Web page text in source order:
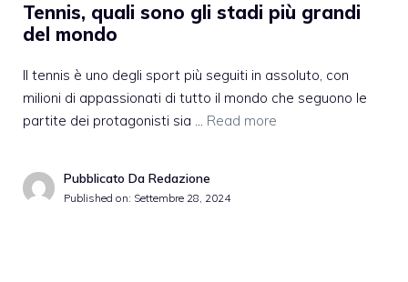
Tennis, quali sono gli stadi più grandi
del mondo
Il tennis è uno degli sport più seguiti in assoluto, con
milioni di appassionati di tutto il mondo che seguono le
partite dei protagonisti sia … Read more
Pubblicato Da Redazione
Published on: Settembre 28, 2024